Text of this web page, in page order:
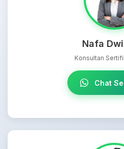
Nafa
Konsultan
Chat